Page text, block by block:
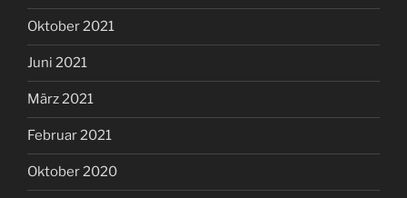
Oktober 2021
Juni 2021
März 2021
Februar 2021
Oktober 2020